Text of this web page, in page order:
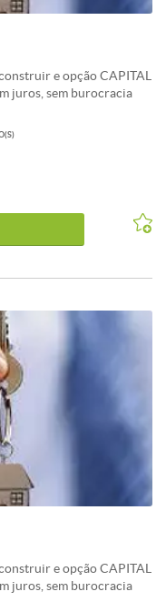
e opção CAPITAL
juros, sem burocracia
, AUTORIZADO PELO
) 3495-5224 Celular:
e opção CAPITAL
juros, sem burocracia